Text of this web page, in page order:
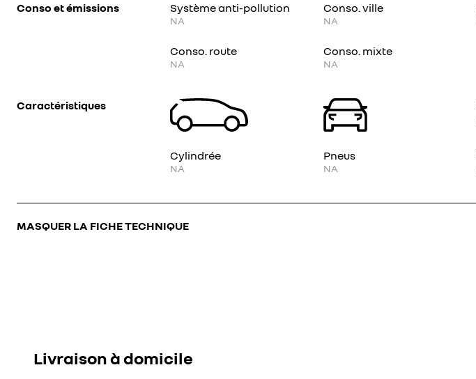
MASQUER LA FICHE TECHNIQUE
Conso et émissions Système anti-pollution
NA
Conso. ville
NA
Conso. route
NA
Conso. mixte
NA
Caractéristiques
Cylindrée
NA
Pneus
NA
Livraison à domicile